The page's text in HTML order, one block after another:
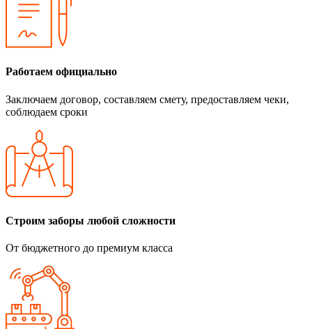
Работаем официально
Заключаем договор, составляем смету, предоставляем чеки,
соблюдаем сроки
Строим заборы любой сложности
От бюджетного до премиум класса